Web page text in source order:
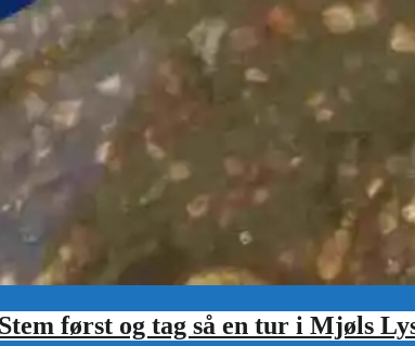
først og tag så en tur i Mjøls